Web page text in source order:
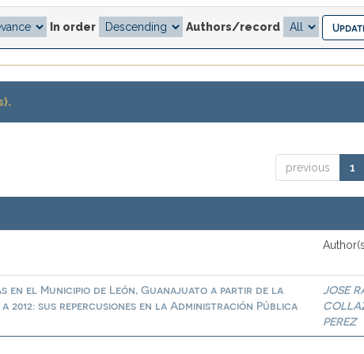
In order Authors/record
previous 1
el Municipio de León, Guanajuato a partir de la
2012: sus repercusiones en la Administración Pública
JOSE
PEREZ